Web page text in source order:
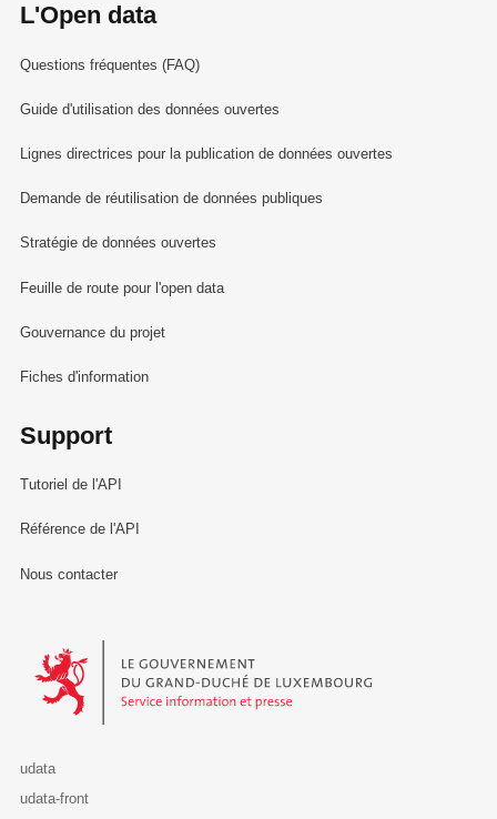
L'Open data
Questions fréquentes (FAQ)
Guide d'utilisation des données ouvertes
Lignes directrices pour la publication de données ouvertes
Demande de réutilisation de données publiques
Stratégie de données ouvertes
Feuille de route pour l'open data
Gouvernance du projet
Fiches d'information
Support
Tutoriel de l'API
Référence de l'API
Nous contacter
Le Gouvernement du Grand-Duché de Luxembourg - Service
udata
udata-front